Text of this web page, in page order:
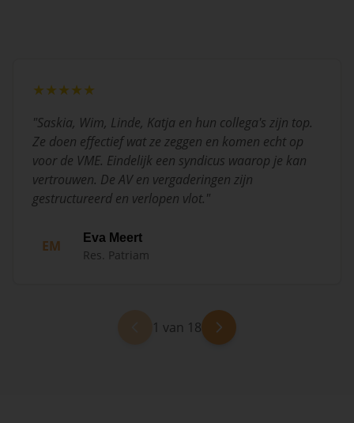
★★★★★
"Saskia, Wim, Linde, Katja en hun collega's zijn top.
Ze doen effectief wat ze zeggen en komen echt op
voor de VME. Eindelijk een syndicus waarop je kan
vertrouwen. De AV en vergaderingen zijn
gestructureerd en verlopen vlot."
EM Eva Meert
Res. Patriam
1 van 18